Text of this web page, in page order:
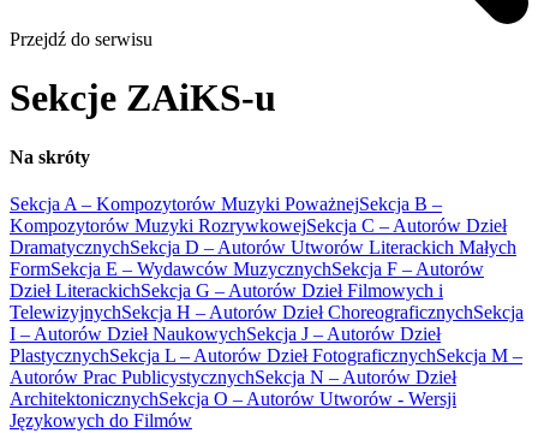
Przejdź do serwisu
Sekcje ZAiKS-u
Na skróty
Sekcja A – Kompozytorów Muzyki PoważnejSekcja B –
Kompozytorów Muzyki RozrywkowejSekcja C – Autorów Dzieł
DramatycznychSekcja D – Autorów Utworów Literackich Małych
FormSekcja E – Wydawców MuzycznychSekcja F – Autorów
Dzieł LiterackichSekcja G – Autorów Dzieł Filmowych i
TelewizyjnychSekcja H – Autorów Dzieł ChoreograficznychSekcja
I – Autorów Dzieł NaukowychSekcja J – Autorów Dzieł
PlastycznychSekcja L – Autorów Dzieł FotograficznychSekcja M –
Autorów Prac PublicystycznychSekcja N – Autorów Dzieł
ArchitektonicznychSekcja O – Autorów Utworów - Wersji
Językowych do Filmów